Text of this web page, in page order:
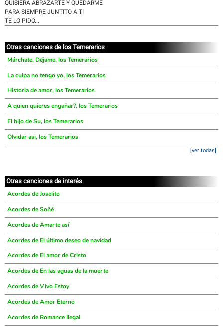
QUISIERA ABRAZARTE Y QUEDARME
PARA SIEMPRE JUNTITO A TI
TE LO PIDO...
Otras canciones de los Temerarios
Márchate, Déjame, los Temerarios
La culpa no tengo yo, los Temerarios
Historia de amor, los Temerarios
A quien quieres engañar?, los Temerarios
El hijo de Su, los Temerarios
Olvidar asi, los Temerarios
[ver todas]
Otras canciones de interés
Acordes de Joselito
Acordes de Soñé
Acordes de Amarte así
Acordes de El último deseo de navidad
Acordes de El amor de Cristo
Acordes de En las aguas de la muerte
Acordes de Vivo Estoy
Acordes de Amor Eterno
Acordes de Romance Ilegal